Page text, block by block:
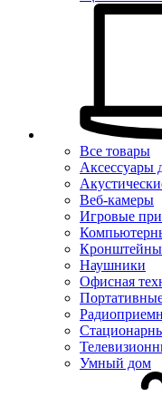
Все товары
Аксессуары
Веб-камеры
Игровые
Кронштейны
Наушники
Офисная
Умный дом